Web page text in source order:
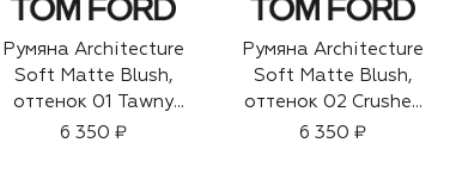
Румяна Architecture
Soft Matte Blush,
оттенок 01 Tawny
Veil (11g)
6 350 ₽
Румяна Architecture
Soft Matte Blush,
оттенок 02 Crushed
Rose (11g)
6 350 ₽